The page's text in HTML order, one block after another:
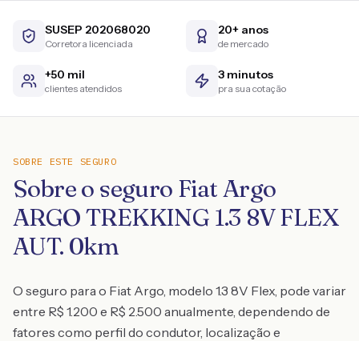
SUSEP 202068020
Corretora licenciada
20+ anos
de mercado
+50 mil
clientes atendidos
3 minutos
pra sua cotação
SOBRE ESTE SEGURO
Sobre o seguro Fiat Argo
ARGO TREKKING 1.3 8V FLEX
AUT. 0km
O seguro para o Fiat Argo, modelo 1.3 8V Flex, pode variar
entre R$ 1.200 e R$ 2.500 anualmente, dependendo de
fatores como perfil do condutor, localização e